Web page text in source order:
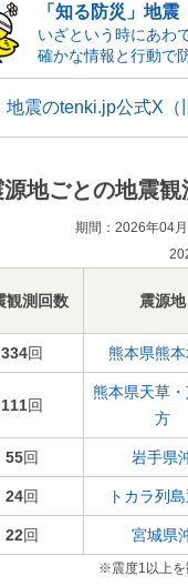
「知る防災」地震
いざという時にあわ
確かな情報と行動で
地震のtenki.jp公式X（
源地ごとの地震観
期間：2026年04
観測回数 震源地
334回 熊本県熊
111回
熊本県天草
方
55回 岩手県
24回 トカラ列
22回 宮城県
※震度1以上を